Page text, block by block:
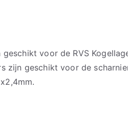
voor de RVS
zijn geschikt voor de